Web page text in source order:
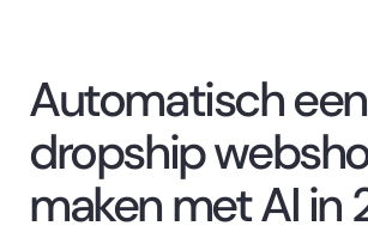
Automatisch een
dropship
maken met AI in